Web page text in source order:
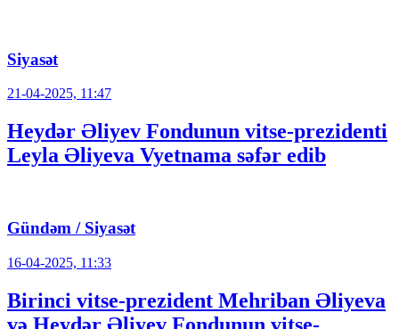
Siyasət
21-04-2025, 11:47
Heydər Əliyev Fondunun vitse-prezidenti
Leyla Əliyeva Vyetnama səfər edib
Gündəm / Siyasət
16-04-2025, 11:33
Birinci vitse-prezident Mehriban Əliyeva
və Heydər Əliyev Fondunun vitse-